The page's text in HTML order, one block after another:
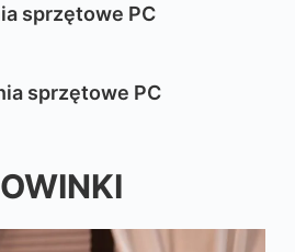
sprzętowe PC
sprzętowe PC